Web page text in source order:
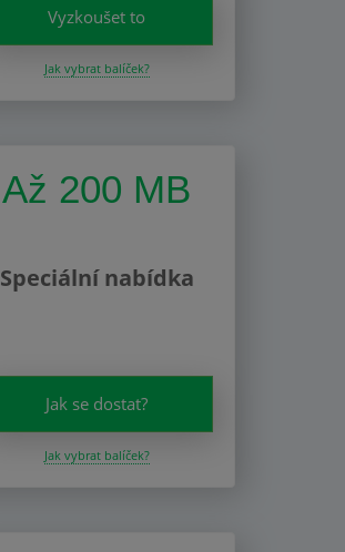
Vyzkoušet to
Jak vybrat balíček?
Až 200 MB
Speciální nabídka
Jak se dostat?
Jak vybrat balíček?